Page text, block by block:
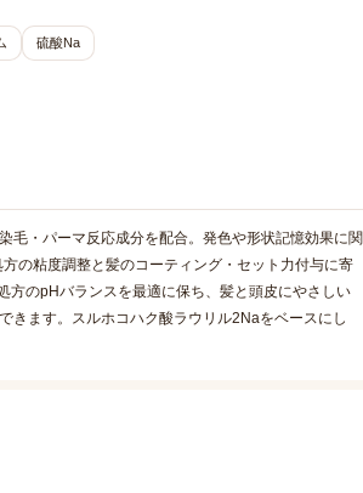
硫酸Na
毛・パーマ反応成分を配合。発色や形状記憶効果に関
の粘度調整と髪のコーティング・セット力付与に寄
方のpHバランスを最適に保ち、髪と頭皮にやさしい
きます。スルホコハク酸ラウリル2Naをベースにし